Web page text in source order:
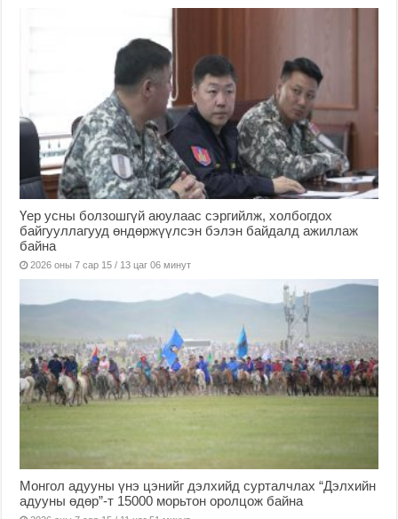
Үер усны болзошгүй аюулаас сэргийлж, холбогдох
байгууллагууд өндөржүүлсэн бэлэн байдалд ажиллаж
байна
2026 оны 7 сар 15 / 13 цаг 06 минут
Монгол адууны үнэ цэнийг дэлхийд сурталчлах “Дэлхийн
адууны өдөр”-т 15000 морьтон оролцож байна